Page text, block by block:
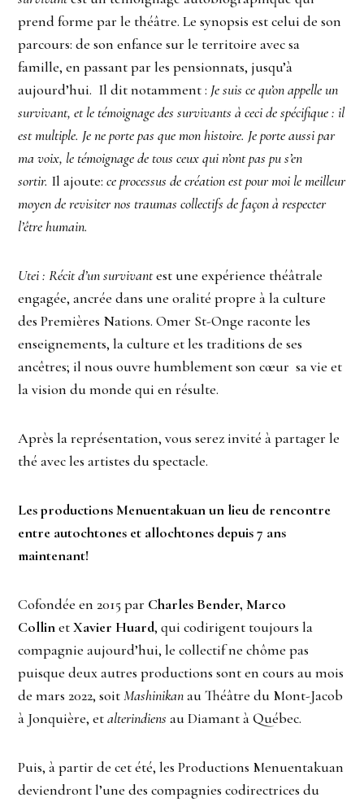
prend forme par le théâtre. Le synopsis est celui de son
parcours: de son enfance sur le territoire avec sa
famille, en passant par les pensionnats, jusqu’à
aujourd’hui. Il dit notamment : Je suis ce qu’on appelle un
survivant, et le témoignage des survivants à ceci de spécifique : il
est multiple. Je ne porte pas que mon histoire. Je porte aussi par
ma voix, le témoignage de tous ceux qui n’ont pas pu s’en
sortir. Il ajoute:ce processus de création est pour moi le meilleur
moyen de revisiter nos traumas collectifs de façon à respecter
l’être humain.
Utei : Récit d’un survivantest une expérience théâtrale
engagée, ancrée dans une oralité propre à la culture
des Premières Nations. Omer St-Onge raconte les
enseignements, la culture et les traditions de ses
ancêtres; il nous ouvre humblement son cœur sa vie et
la vision du monde qui en résulte.
Après la représentation, vous serez invité à partager le
thé avec les artistes du spectacle.
Les productions Menuentakuan un lieu de rencontre
entre autochtones et allochtones depuis 7 ans
maintenant!
Cofondée en 2015 par Charles Bender, Marco
CollinetXavier Huard, qui codirigent toujours la
compagnie aujourd’hui, le collectif ne chôme pas
puisque deux autres productions sont en cours au mois
de mars 2022, soitMashinikanau Théâtre du Mont-Jacob
à Jonquière, etalterindiens au Diamant à Québec.
Puis, à partir de cet été, les Productions Menuentakuan
deviendront l’une des compagnies codirectrices du